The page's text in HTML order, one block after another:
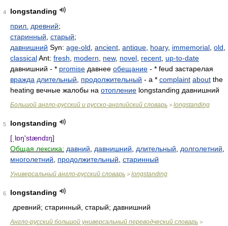
4
longstanding
прил. древний;
старинный старый;
давнишний Syn: age-old ancient antique hoary, immemorial old
classicalAnt: fresh modern new, novel recent up-to-date
давнишний - * promise давнее обещание - * feud застарелая
вражда длительный продолжительный - a * complaint about the
heating вечные жалобы на отопление longstanding давнишний
Большой англо-русский и русско-английский словарь > longstanding
5
longstanding
[ˌlɒŋ'stændɪŋ]
Общая лексика: давний давнишний длительный долголетний
многолетний
продолжительный старинный
Универсальный англо-русский словарь > longstanding
6
longstanding
древний; старинный, старый; давнишний
Англо-русский большой универсальный переводческий словарь >